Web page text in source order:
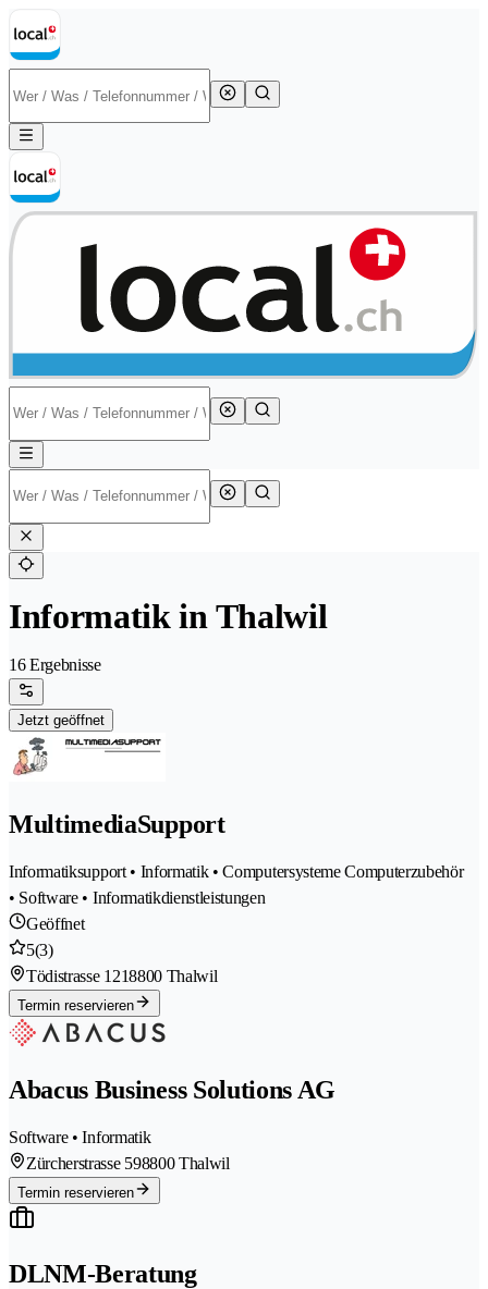
Informatik in Thalwil
16 Ergebnisse
Jetzt geöffnet
MultimediaSupport
Informatiksupport • Informatik • Computersysteme Computerzubehör
• Software • Informatikdienstleistungen
Geöffnet
5(3)
Tödistrasse 1218800 Thalwil
Termin reservieren
Abacus Business Solutions AG
Software • Informatik
Zürcherstrasse 598800 Thalwil
Termin reservieren
DLNM-Beratung